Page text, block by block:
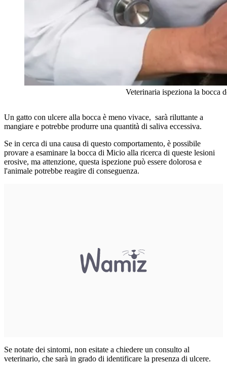
Veterinaria ispeziona la bocca
Un gatto con ulcere alla bocca è meno vivace, sarà riluttante a
mangiare e potrebbe produrre una quantità di saliva eccessiva.
Se in cerca di una causa di questo comportamento, è possibile
provare a esaminare la bocca di Micio alla ricerca di queste lesioni
erosive, ma attenzione, questa ispezione può essere dolorosa e
l'animale potrebbe reagire di conseguenza.
Se notate dei sintomi, non esitate a chiedere un consulto al
veterinario, che sarà in grado di identificare la presenza di ulcere.